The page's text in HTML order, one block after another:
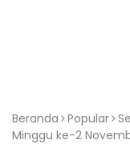
Beranda Popular
Minggu ke-2